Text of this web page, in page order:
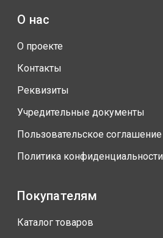
О нас
О проекте
Контакты
Реквизиты
Учредительные документы
Пользовательское соглашение
Политика конфиденциальности
Покупателям
Каталог товаров